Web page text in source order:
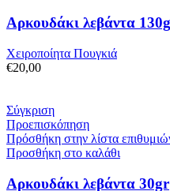
Αρκουδάκι λεβάντα
Χειροποίητα Πουγκιά
€20,00
Σύγκριση
Προεπισκόπηση
Πρόσθήκη στην λίστα
Προσθήκη στο καλάθι
Αρκουδάκι λεβάντα 30gr